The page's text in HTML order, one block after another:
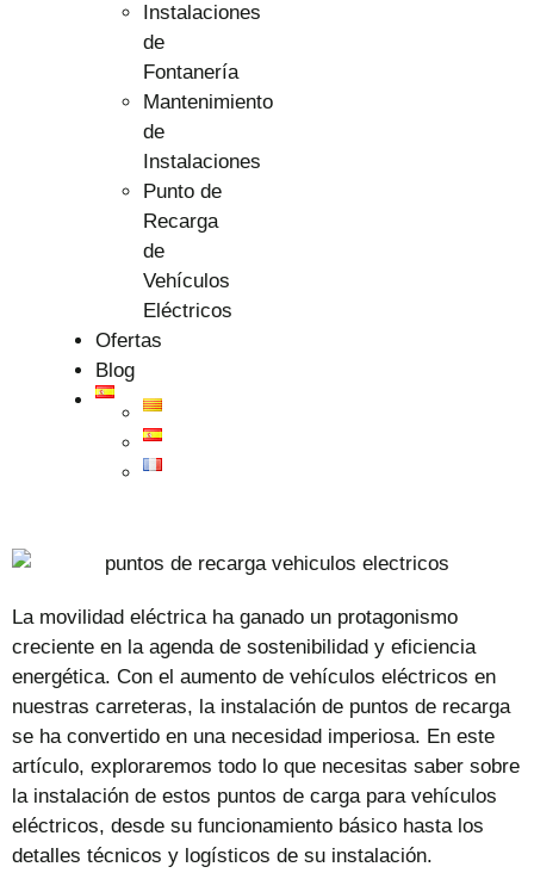
Instalaciones
de
Fontanería
Mantenimiento
de
Instalaciones
Punto de
Recarga
de
Vehículos
Eléctricos
Ofertas
Blog
La movilidad eléctrica ha ganado un protagonismo
creciente en la agenda de sostenibilidad y eficiencia
energética. Con el aumento de vehículos eléctricos en
nuestras carreteras, la instalación de puntos de recarga
se ha convertido en una necesidad imperiosa. En este
artículo, exploraremos todo lo que necesitas saber sobre
la instalación de estos puntos de carga para vehículos
eléctricos, desde su funcionamiento básico hasta los
detalles técnicos y logísticos de su instalación.